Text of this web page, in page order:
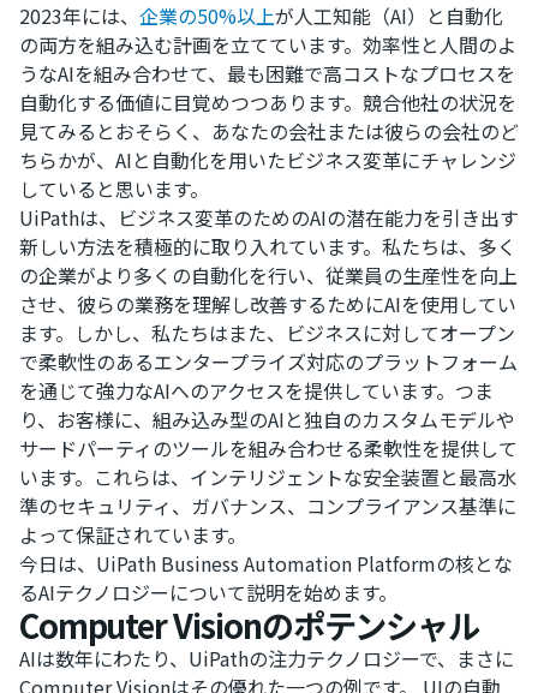
2023年には、 企業の50%以上が人工知能（AI）と自動化
の両方を組み込む計画を立てています。効率性と人間のよ
うなAIを組み合わせて、最も困難で高コストなプロセスを
自動化する価値に目覚めつつあります。競合他社の状況を
見てみるとおそらく、あなたの会社または彼らの会社のど
ちらかが、AIと自動化を用いたビジネス変革にチャレンジ
していると思います。
UiPathは、ビジネス変革のためのAIの潜在能力を引き出す
新しい方法を積極的に取り入れています。私たちは、多く
の企業がより多くの自動化を行い、従業員の生産性を向上
させ、彼らの業務を理解し改善するためにAIを使用してい
ます。しかし、私たちはまた、ビジネスに対してオープン
で柔軟性のあるエンタープライズ対応のプラットフォーム
を通じて強力なAIへのアクセスを提供しています。つま
り、お客様に、組み込み型のAIと独自のカスタムモデルや
サードパーティのツールを組み合わせる柔軟性を提供して
います。これらは、インテリジェントな安全装置と最高水
準のセキュリティ、ガバナンス、コンプライアンス基準に
よって保証されています。
今日は、UiPath Business Automation Platformの核とな
るAIテクノロジーについて説明を始めます。
Computer Visionのポテンシャル
AIは数年にわたり、UiPathの注力テクノロジーで、まさに
Computer Visionはその優れた一つの例です。 UIの自動